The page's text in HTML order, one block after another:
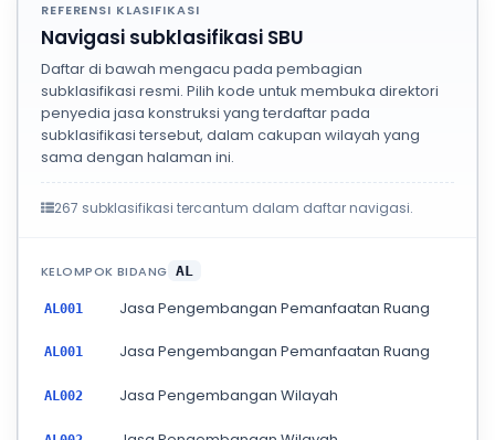
REFERENSI KLASIFIKASI
Navigasi subklasifikasi SBU
Daftar di bawah mengacu pada pembagian
subklasifikasi resmi. Pilih kode untuk membuka direktori
penyedia jasa konstruksi yang terdaftar pada
subklasifikasi tersebut, dalam cakupan wilayah yang
sama dengan halaman ini.
267 subklasifikasi tercantum dalam daftar navigasi.
KELOMPOK BIDANG AL
AL001 Jasa Pengembangan Pemanfaatan Ruang
AL001 Jasa Pengembangan Pemanfaatan Ruang
AL002 Jasa Pengembangan Wilayah